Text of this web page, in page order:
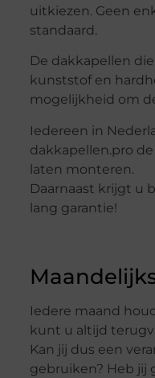
uitkiezen. Geen
standaard.
De dakkapellen
kunststof en
mogelijkheid om
Iedereen in
dakkapellen.pro
laten monteren.
Daarnaast krijgt u
lang garantie!
Iedere maand
kunt u altijd
Kan jij dus een
gebruiken? Heb jij